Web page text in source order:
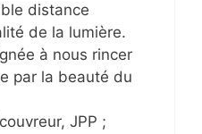
distance
de la lumière.
à nous rincer
par la beauté du
JPP ;